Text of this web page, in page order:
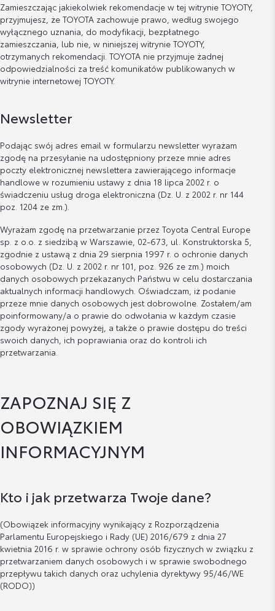
Zamieszczając jakiekolwiek rekomendacje w tej witrynie TOYOTY,
przyjmujesz, że TOYOTA zachowuje prawo, według swojego
wyłącznego uznania, do modyfikacji, bezpłatnego
zamieszczania, lub nie, w niniejszej witrynie TOYOTY,
otrzymanych rekomendacji. TOYOTA nie przyjmuje żadnej
odpowiedzialności za treść komunikatów publikowanych w
witrynie internetowej TOYOTY.
Newsletter
Podając swój adres email w formularzu newsletter wyrażam
zgodę na przesyłanie na udostępniony przeze mnie adres
poczty elektronicznej newslettera zawierającego informacje
handlowe w rozumieniu ustawy z dnia 18 lipca 2002 r. o
świadczeniu usług droga elektroniczna (Dz. U. z 2002 r. nr 144
poz. 1204 ze zm.).
Wyrażam zgodę na przetwarzanie przez Toyota Central Europe
sp. z o.o. z siedzibą w Warszawie, 02-673, ul. Konstruktorska 5,
zgodnie z ustawą z dnia 29 sierpnia 1997 r. o ochronie danych
osobowych (Dz. U. z 2002 r. nr 101, poz. 926 ze zm.) moich
danych osobowych przekazanych Państwu w celu dostarczania
aktualnych informacji handlowych. Oświadczam, iż podanie
przeze mnie danych osobowych jest dobrowolne. Zostałem/am
poinformowany/a o prawie do odwołania w każdym czasie
zgody wyrażonej powyżej, a także o prawie dostępu do treści
swoich danych, ich poprawiania oraz do kontroli ich
przetwarzania.
ZAPOZNAJ SIĘ Z
OBOWIĄZKIEM
INFORMACYJNYM
Kto i jak przetwarza Twoje dane?
(Obowiązek informacyjny wynikający z Rozporządzenia
Parlamentu Europejskiego i Rady (UE) 2016/679 z dnia 27
kwietnia 2016 r. w sprawie ochrony osób fizycznych w związku z
przetwarzaniem danych osobowych i w sprawie swobodnego
przepływu takich danych oraz uchylenia dyrektywy 95/46/WE
(RODO))